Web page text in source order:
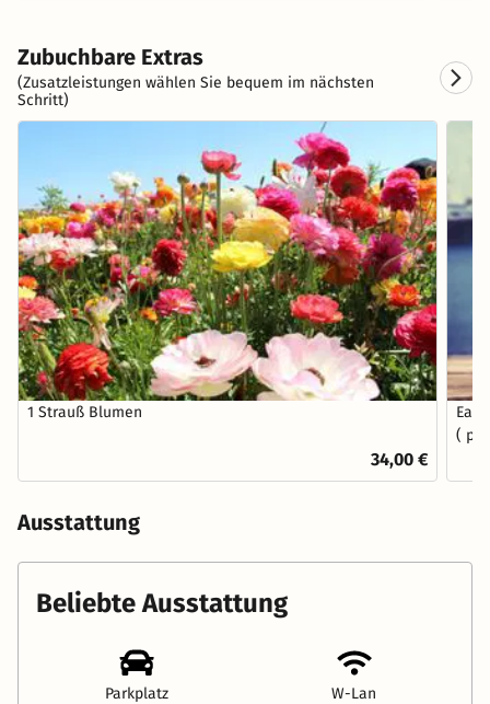
Zubuchbare Extras
(Zusatzleistungen wählen Sie bequem im nächsten
Schritt)
1 Strauß Blumen
34,00 €
(
Ausstattung
Beliebte Ausstattung
Parkplatz W-Lan